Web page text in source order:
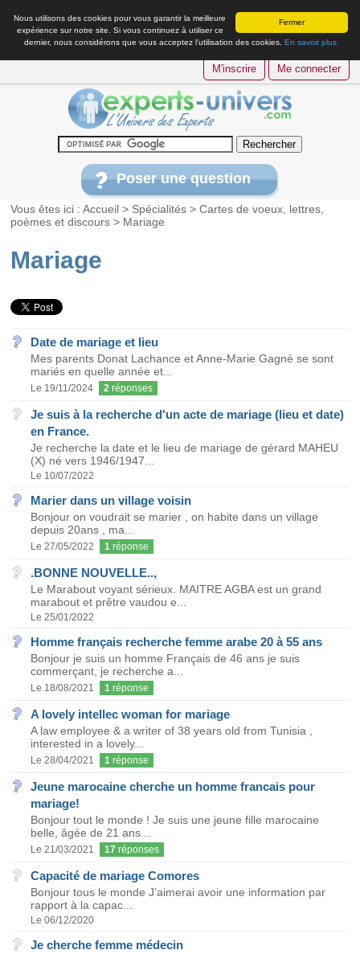
Fermer
Nous utilisons des cookies pour vous garantir la meilleure
expérience sur notre site. Si vous continuez à utiliser ce
dernier, nous considérons que vous acceptez l’utilisation des cookies. En savoir plus
M'inscrire Me connecter
Poser une question
Vous êtes ici :Accueil > Spécialités >Cartes de voeux, lettres,
poèmes et discours > Mariage
Mariage
Date de mariage et lieu
Mes parents Donat Lachance et Anne-Marie Gagné se sont
mariés en quelle année et...
Le 19/11/2024 2 réponses
Je suis à la recherche d'un acte de mariage (lieu et date)
en France.
Je recherche la date et le lieu de mariage de gérard MAHEU
(X) né vers 1946/1947...
Le 10/07/2022
Marier dans un village voisin
Bonjour on voudrait se marier , on habite dans un village
depuis 20ans , ma...
Le 27/05/2022 1 réponse
.BONNE NOUVELLE..,
Le Marabout voyant sérieux. MAITRE AGBA est un grand
marabout et prêtre vaudou e...
Le 25/01/2022
Homme français recherche femme arabe 20 à 55 ans
Bonjour je suis un homme Français de 46 ans je suis
commerçant, je recherche a...
Le 18/08/2021 1 réponse
A lovely intellec woman for mariage
A law employee & a writer of 38 years old from Tunisia ,
interested in a lovely...
Le 28/04/2021 1 réponse
Jeune marocaine cherche un homme francais pour
mariage!
Bonjour tout le monde ! Je suis une jeune fille marocaine
belle, âgée de 21 ans...
Le 21/03/2021 17 réponses
Capacité de mariage Comores
Bonjour tous le monde J’aimerai avoir une information par
rapport à la capac...
Le 06/12/2020
Je cherche femme médecin